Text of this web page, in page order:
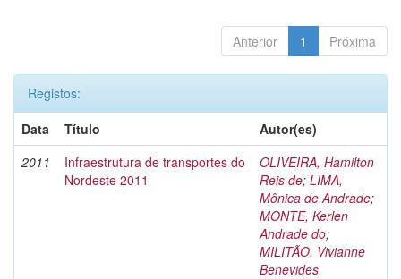
Anterior 1 Próxima
Registos:
Data
Título
Autor(es)
2011
Infraestrutura de transportes do
Nordeste 2011
OLIVEIRA, Hamilton
Reis de; LIMA,
Mônica de Andrade;
MONTE, Kerlen
Andrade do;
MILITÃO, Vivianne
Benevides